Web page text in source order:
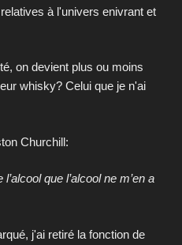
à l'univers enivrant et
on devient plus ou moins
whisky? Celui que je n'ai
Churchill:
que l’alcool ne m’en a
j'ai retiré la fonction de